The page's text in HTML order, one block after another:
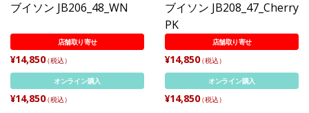
ブイソン JB206_48_WN
店舗取り寄せ
¥14,850（税込）
オンライン購入
¥14,850（税込）
ブイソン JB208_47_Cherry
PK
店舗取り寄せ
¥14,850（税込）
オンライン購入
¥14,850（税込）